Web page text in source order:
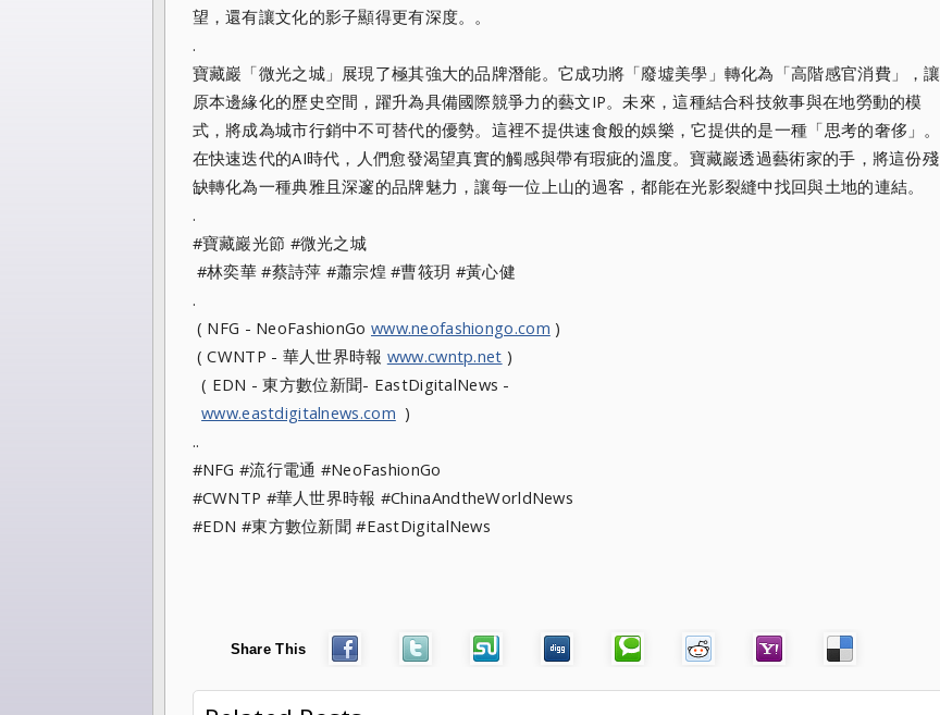
望，還有讓文化的影子顯得更有深度。。
.
寶藏巖「微光之城」展現了極其強大的品牌潛能。它成功將「廢墟美學」轉化為「高階感官消費」，讓
原本邊緣化的歷史空間，躍升為具備國際競爭力的藝文IP。未來，這種結合科技敘事與在地勞動的模
式，將成為城市行銷中不可替代的優勢。這裡不提供速食般的娛樂，它提供的是一種「思考的奢侈」。
在快速迭代的AI時代，人們愈發渴望真實的觸感與帶有瑕疵的溫度。寶藏巖透過藝術家的手，將這份殘
缺轉化為一種典雅且深邃的品牌魅力，讓每一位上山的過客，都能在光影裂縫中找回與土地的連結。
.
#寶藏巖光節 #微光之城
#林奕華 #蔡詩萍 #蕭宗煌 #曹筱玥 #黃心健
.
( NFG - NeoFashionGo www.neofashiongo.com )
( CWNTP - 華人世界時報 www.cwntp.net )
( EDN - 東方數位新聞- EastDigitalNews -
www.eastdigitalnews.com )
..
#NFG #流行電通 #NeoFashionGo
#CWNTP #華人世界時報 #ChinaAndtheWorldNews
#EDN #東方數位新聞 #EastDigitalNews
Share This